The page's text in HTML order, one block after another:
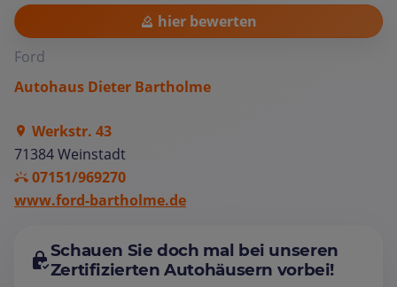
hier bewerten
Ford
Autohaus Dieter Bartholme
Werkstr. 43
71384 Weinstadt
07151/969270
www.ford-bartholme.de
Schauen Sie doch mal bei unseren
Zertifizierten Autohäusern vorbei!